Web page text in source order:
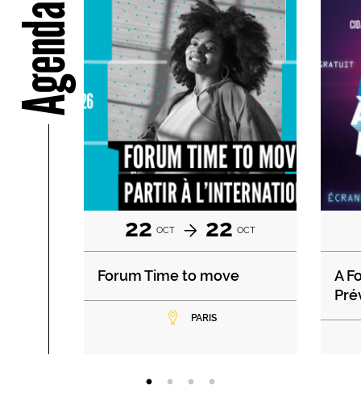
Agenda
22 OCT 22 OCT
Forum Time to move
PARIS
A